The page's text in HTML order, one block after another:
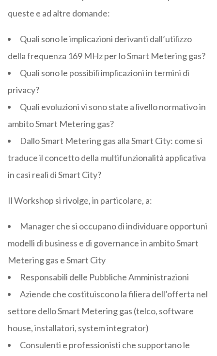
queste e ad altre domande:
Quali sono le implicazioni derivanti dall’utilizzo
della frequenza 169 MHz per lo Smart Metering gas?
Quali sono le possibili implicazioni in termini di
privacy?
Quali evoluzioni vi sono state a livello normativo in
ambito Smart Metering gas?
Dallo Smart Metering gas alla Smart City: come si
traduce il concetto della multifunzionalità applicativa
in casi reali di Smart City?
Il Workshop si rivolge, in particolare, a:
Manager che si occupano di individuare opportuni
modelli di business e di governance in ambito Smart
Metering gas e Smart City
Responsabili delle Pubbliche Amministrazioni
Aziende che costituiscono la filiera dell’offerta nel
settore dello Smart Metering gas (telco, software
house, installatori, system integrator)
Consulenti e professionisti che supportano le